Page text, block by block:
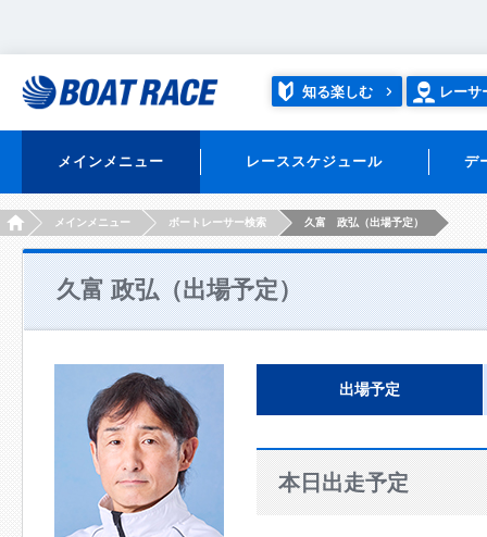
知る楽しむ レーサ
メインメニュー レーススケジュール デ
HOMEメインメニュー ボートレーサー検索 久富 政弘（出場予定）
久富 政弘（出場予定）
出場予定
本日出走予定